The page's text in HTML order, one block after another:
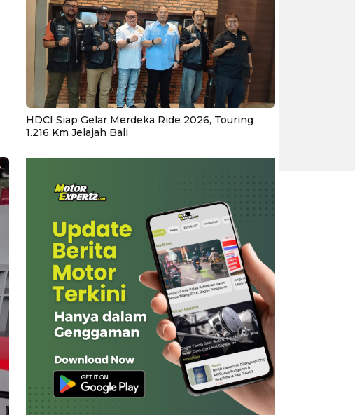
HDCI Siap Gelar Merdeka Ride 2026, Touring
1.216 Km Jelajah Bali